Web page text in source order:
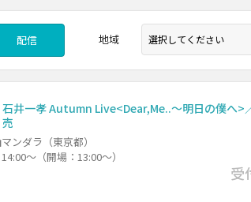
配信 地域
石井一孝 Autumn Live<Dear,Me..～明日の僕へ>
売
ンダラ（東京都）
～（開場：13:00～）
受